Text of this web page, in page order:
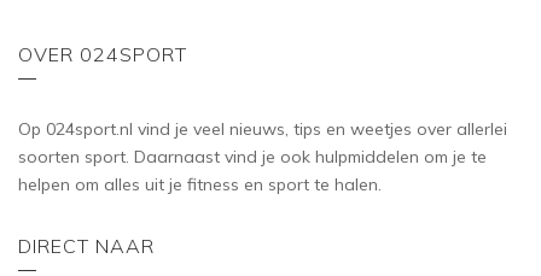
OVER 024SPORT
Op 024sport.nl vind je veel nieuws, tips en weetjes over allerlei
soorten sport. Daarnaast vind je ook hulpmiddelen om je te
helpen om alles uit je fitness en sport te halen.
DIRECT NAAR